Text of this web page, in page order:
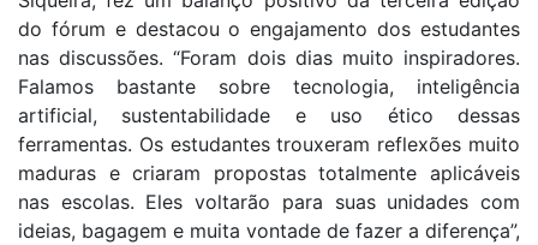
do fórum e destacou o engajamento dos estudantes
nas discussões. “Foram dois dias muito inspiradores.
Falamos bastante sobre tecnologia, inteligência
artificial, sustentabilidade e uso ético dessas
ferramentas. Os estudantes trouxeram reflexões muito
maduras e criaram propostas totalmente aplicáveis
nas escolas. Eles voltarão para suas unidades com
ideias, bagagem e muita vontade de fazer a diferença”,